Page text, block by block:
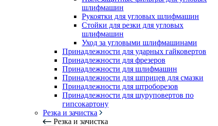
шлифмашин
Рукоятки для угловых шлифмашин
Стойки для резки для угловых
шлифмашин
Уход за угловыми шлифмашинами
Принадлежности для ударных гайковертов
Принадлежности для фрезеров
Принадлежности для шлифмашин
Принадлежности для шприцев для смазки
Принадлежности для штроборезов
Принадлежности для шуруповертов по
гипсокартону
Резка и зачистка
Резка и зачистка